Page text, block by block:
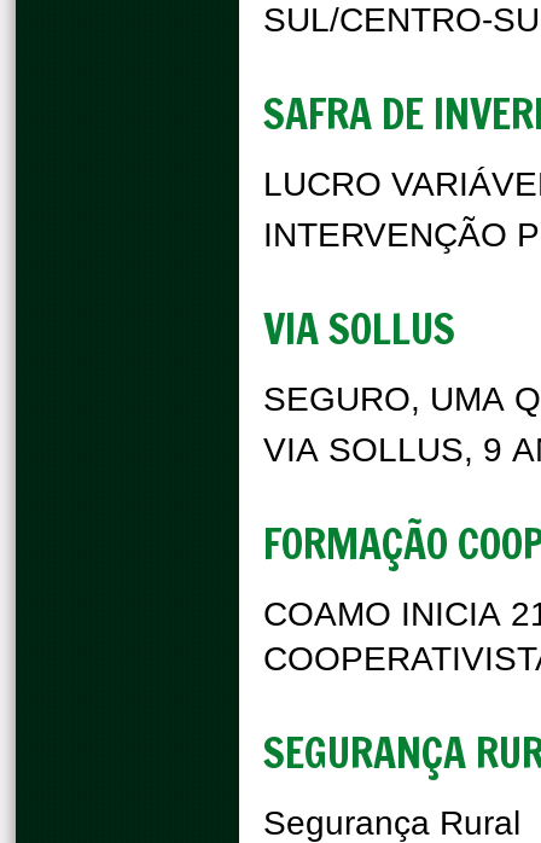
SUL/CENTRO-
SAFRA DE
LUCRO
INTERVENÇÃO
VIA SOLLUS
SEGURO, UMA
VIA SOLLUS, 9
FORMAÇÃO
COAMO INICIA
SEGURANÇA
Segurança Rural